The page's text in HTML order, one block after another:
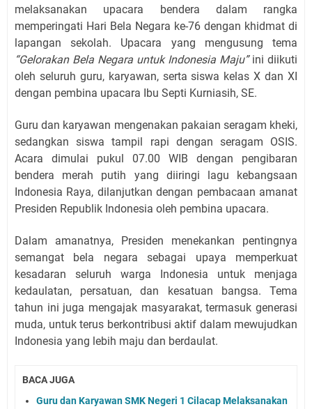
melaksanakan upacara bendera dalam rangka
memperingati Hari Bela Negara ke-76 dengan khidmat di
lapangan sekolah. Upacara yang mengusung tema
“Gelorakan Bela Negara untuk Indonesia Maju”ini diikuti
oleh seluruh guru, karyawan, serta siswa kelas X dan XI
dengan pembina upacara Ibu Septi Kurniasih, SE.
Guru dan karyawan mengenakan pakaian seragam kheki,
sedangkan siswa tampil rapi dengan seragam OSIS.
Acara dimulai pukul 07.00 WIB dengan pengibaran
bendera merah putih yang diiringi lagu kebangsaan
Indonesia Raya, dilanjutkan dengan pembacaan amanat
Presiden Republik Indonesia oleh pembina upacara.
Dalam amanatnya, Presiden menekankan pentingnya
semangat bela negara sebagai upaya memperkuat
kesadaran seluruh warga Indonesia untuk menjaga
kedaulatan, persatuan, dan kesatuan bangsa. Tema
tahun ini juga mengajak masyarakat, termasuk generasi
muda, untuk terus berkontribusi aktif dalam mewujudkan
Indonesia yang lebih maju dan berdaulat.
BACA JUGA
Guru dan Karyawan SMK Negeri 1 Cilacap Melaksanakan